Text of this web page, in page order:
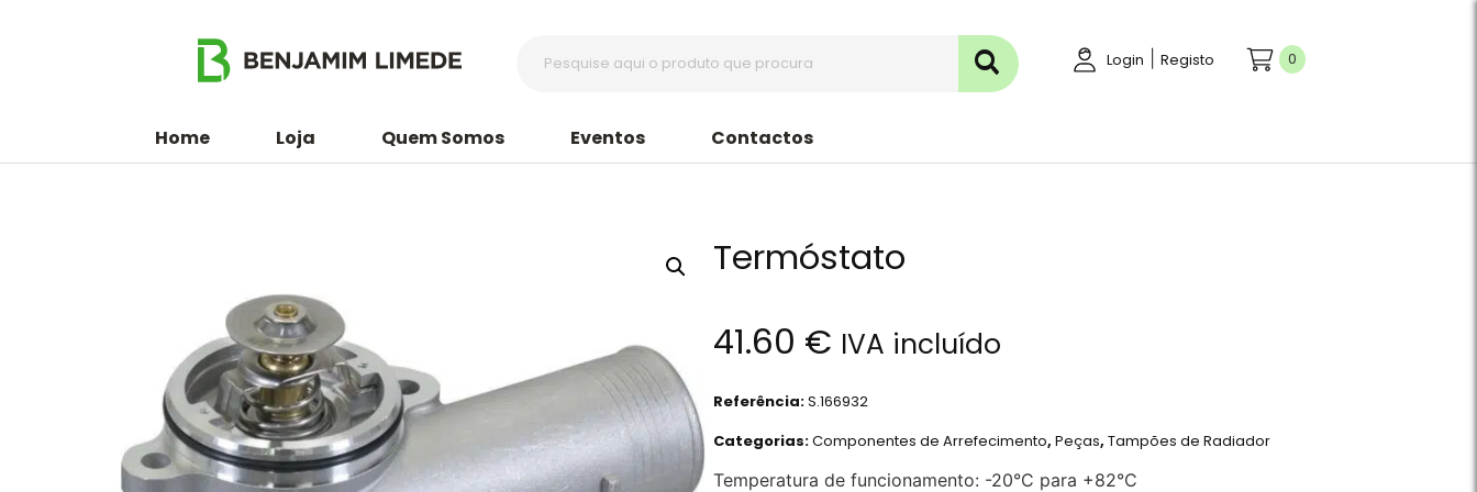
Login Registo 0
Home Loja Quem Somos Eventos Contactos
Termóstato
41.60 € IVA incluído
Referência:S.166932
Categorias:Componentes de Arrefecimento,Peças,Tampões de Radiador
Temperatura de funcionamento: -20°C para +82°C